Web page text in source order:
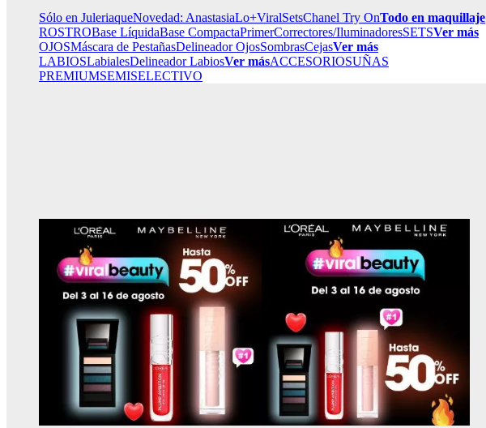
Sólo en JuleriaqueNovedad: AnastasiaLo+ViralSetsChanel Try OnTodo en maquillaje
ROSTROBase LíquidaBase CompactaPrimerCorrectores/IluminadoresSETSVer más
OJOSMáscara de PestañasDelineador OjosSombrasCejasVer más
LABIOSLabialesDelineador LabiosVer másACCESORIOSUÑAS
PREMIUMSEMISELECTIVO